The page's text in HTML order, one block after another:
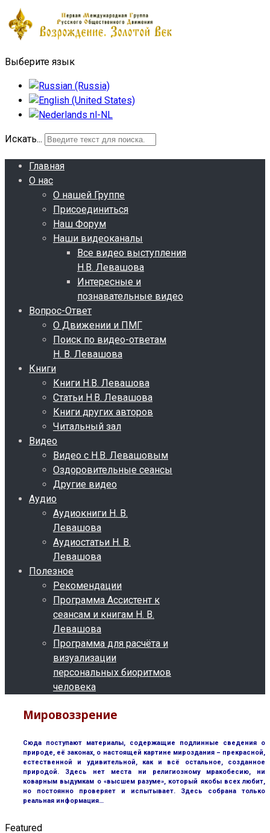
Выберите язык
Искать...
Главная
О нас
О нашей Группе
Присоединиться
Наш Форум
Наши видеоканалы
Все видео выступления
Н.В. Левашова
Интересные и
познавательные видео
Вопрос-Ответ
О Движении и ПМГ
Поиск по видео-ответам
Н. В. Левашова
Книги
Книги Н.В. Левашова
Статьи Н.В. Левашова
Книги других авторов
Читальный зал
Видео
Видео с Н.В. Левашовым
Оздоровительные сеансы
Другие видео
Аудио
Аудиокниги Н. В.
Левашова
Аудиостатьи Н. В.
Левашова
Полезное
Рекомендации
Программа Ассистент к
сеансам и книгам Н. В.
Левашова
Программа для расчёта и
визуализации
персональных биоритмов
человека
Мировоззрение
Сюда поступают материалы, содержащие подлинные сведения о
природе, её законах, о настоящей картине мироздания – прекрасной,
естественной и удивительной, как и всё остальное, созданное
природой. Здесь нет места ни религиозному мракобесию, ни
коварным выдумкам о «высшем разуме», который якобы всех любит,
но постоянно проверяет и испытывает. Здесь собрана только
реальная информация…
Featured